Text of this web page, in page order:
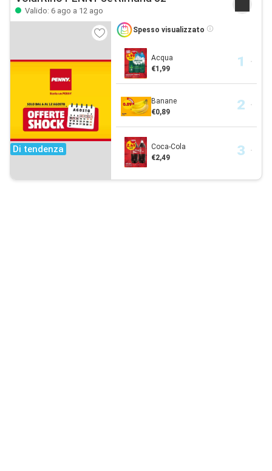
Valido: 6 ago a 12 ago
Di tendenza
Spesso visualizzato
Acqua
€1,99
Banane
€0,89
Coca-Cola
€2,49